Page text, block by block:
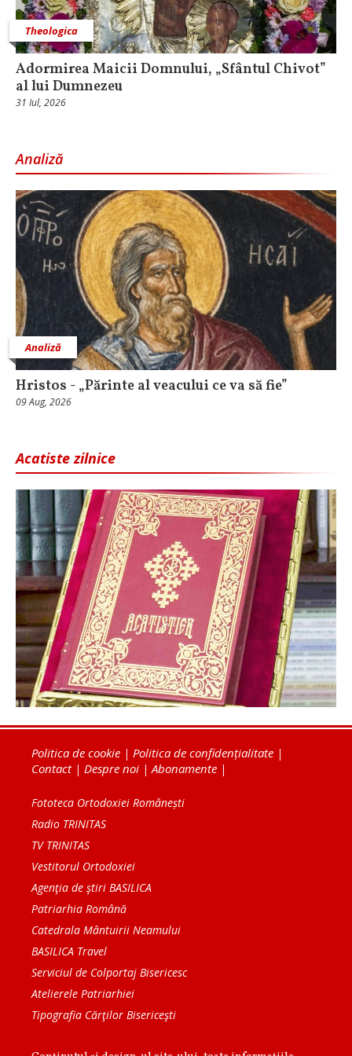
Theologica
Adormirea Maicii Domnului, „Sfântul Chivot”
al lui Dumnezeu
31 Iul, 2026
Analiză
Analiză
Hristos - „Părinte al veacului ce va să fie”
09 Aug, 2026
Acatiste zilnice
Politica de cookie | Politica de confidențialitate |
Contact| Despre noi |Abonamente |
Fototeca Ortodoxiei Românești
Radio TRINITAS
TV TRINITAS
Vestitorul Ortodoxiei
Agenţia de ştiri BASILICA
Patriarhia Română
Catedrala Mântuirii Neamului
BASILICA Travel
Serviciul de Colportaj Bisericesc
Atelierele Patriarhiei
Tipografia Cărţilor Bisericeşti